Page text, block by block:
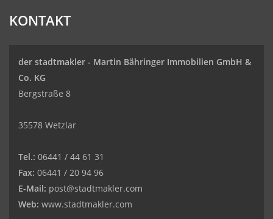
KONTAKT
der stadtmakler - Martin Bähringer Immobilien GmbH &
Co. KG
Bergstraße 8
35578 Wetzlar
Tel.: 06441 / 44 61 31
Fax: 06441 / 20 94 96
E-Mail: post@stadtmakler.com
Web: www.stadtmakler.com